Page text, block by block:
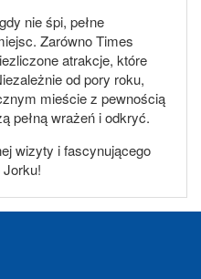
nie śpi, pełne
Zarówno Times
atrakcje, które
od pory roku,
mieście z pewnością
pełną wrażeń i odkryć.
wizyty i fascynującego